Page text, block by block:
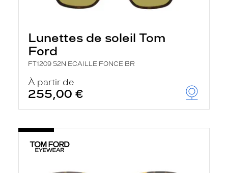
Lunettes de soleil Tom
Ford
FT1209 52N ECAILLE FONCE BR
À partir de
255,00 €